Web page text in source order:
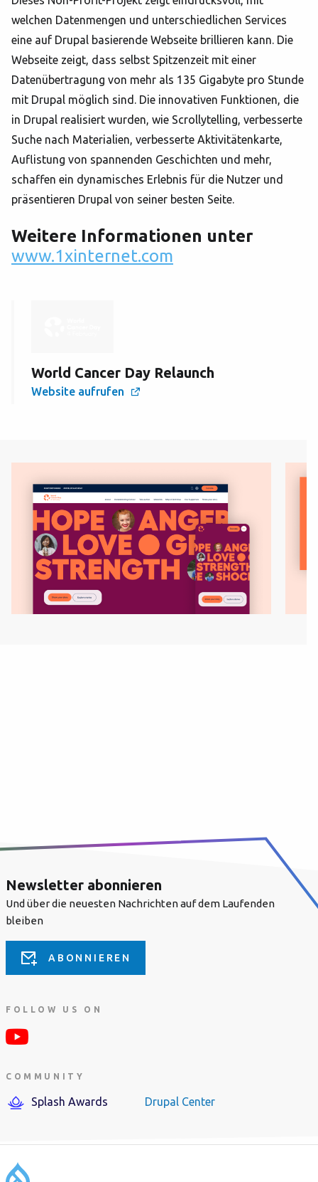
welchen Datenmengen und unterschiedlichen Services
eine auf Drupal basierende Webseite brillieren kann. Die
Webseite zeigt, dass selbst Spitzenzeit mit einer
Datenübertragung von mehr als 135 Gigabyte pro Stunde
mit Drupal möglich sind. Die innovativen Funktionen, die
in Drupal realisiert wurden, wie Scrollytelling, verbesserte
Suche nach Materialien, verbesserte Aktivitätenkarte,
Auflistung von spannenden Geschichten und mehr,
schaffen ein dynamisches Erlebnis für die Nutzer und
präsentieren Drupal von seiner besten Seite.
Weitere Informationen unter
www.1xinternet.com
World Cancer Day Relaunch
Website aufrufen
Newsletter abonnieren
Und über die neuesten Nachrichten auf dem Laufenden
bleiben
ABONNIEREN
FOLLOW US ON
COMMUNITY
Splash Awards Drupal Center